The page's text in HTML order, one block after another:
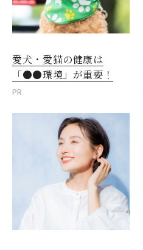
愛犬・愛猫の健康は
「●●環境」が重要！
PR